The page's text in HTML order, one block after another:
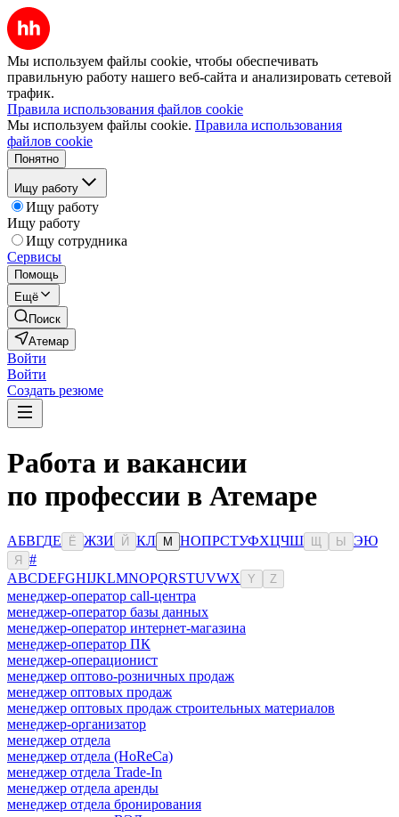
Мы используем файлы cookie, чтобы обеспечивать
правильную работу нашего веб-сайта и анализировать сетевой
трафик.
Правила использования файлов cookie
Мы используем файлы cookie. Правила использования
файлов cookie
Понятно
Ищу работу
Ищу работу
Ищу работу
Ищу сотрудника
Сервисы
Помощь
Ещё
Поиск
Атемар
Войти
Войти
Создать резюме
Работа и вакансии
по профессии в Атемаре
АБВГДЕ Ё ЖЗИ Й КЛ М НОПРСТУФХЦЧШ Ы ЭЮ
Я
#
ABCDEFGHIJKLMNOPQRSTUVWX Y Z
менеджер-оператор call-центра
менеджер-оператор базы данных
менеджер-оператор интернет-магазина
менеджер-оператор ПК
менеджер-операционист
менеджер оптово-розничных продаж
менеджер оптовых продаж
менеджер оптовых продаж строительных материалов
менеджер-организатор
менеджер отдела
менеджер отдела (HoReCa)
менеджер отдела Trade-In
менеджер отдела аренды
менеджер отдела бронирования